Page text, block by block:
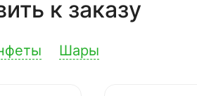
к заказу
Шары